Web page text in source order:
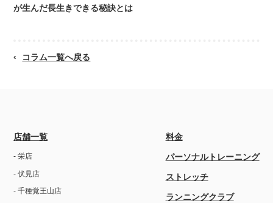
が生んだ長生きできる秘訣とは
コラム一覧へ戻る
店舗一覧
- 栄店
- 伏見店
- 千種覚王山店
料金
パーソナルトレーニング
ストレッチ
ランニングクラブ